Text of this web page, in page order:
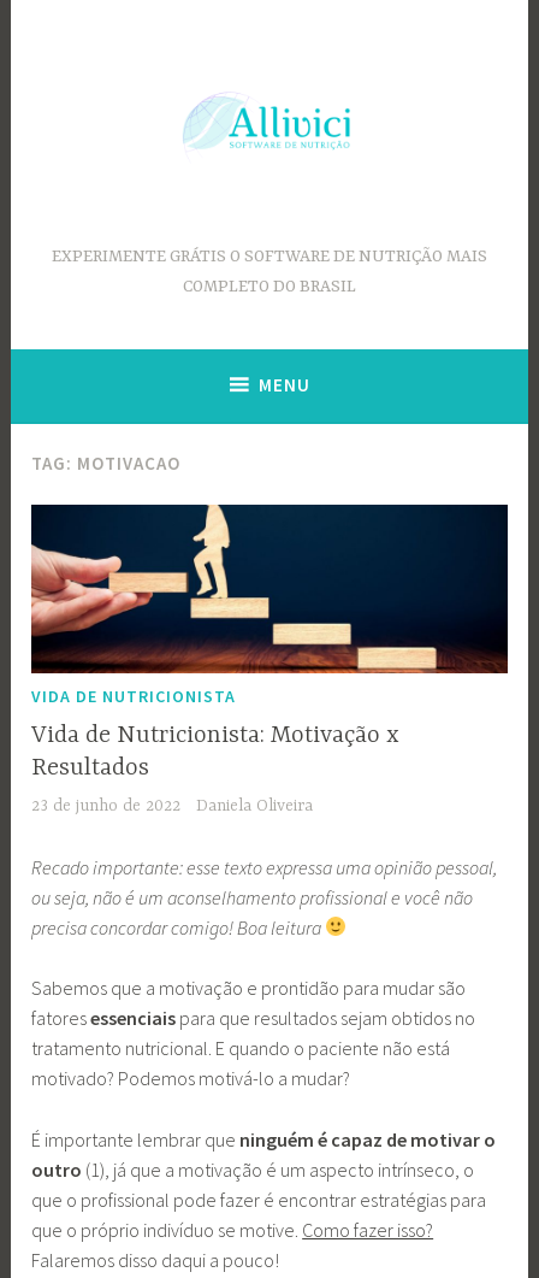
EXPERIMENTE GRÁTIS O SOFTWARE DE NUTRIÇÃO MAIS
COMPLETO DO BRASIL
MENU
TAG: MOTIVACAO
VIDA DE NUTRICIONISTA
Vida de Nutricionista: Motivação x
Resultados
23 de junho de 2022 Daniela Oliveira
Recado importante: esse texto expressa uma opinião pessoal,
ou seja, não é um aconselhamento profissional e você não
precisa concordar comigo! Boa leitura
Sabemos que a motivação e prontidão para mudar são
fatoresessenciais para que resultados sejam obtidos no
tratamento nutricional. E quando o paciente não está
motivado? Podemos motivá-lo a mudar?
É importante lembrar que ninguém é capaz de motivar o
outro (1), já que a motivação é um aspecto intrínseco, o
que o profissional pode fazer é encontrar estratégias para
que o próprio indivíduo se motive. Como fazer isso?
Falaremos disso daqui a pouco!